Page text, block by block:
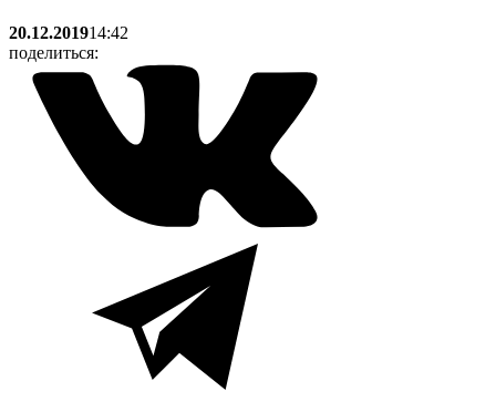
20.12.201914:42
поделиться: